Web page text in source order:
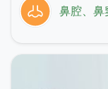
鼻腔、